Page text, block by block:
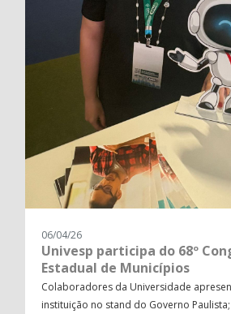
06/04/26
Univesp participa do 68º
Estadual de Municípios
Colaboradores da Universidade
instituição no stand do Governo